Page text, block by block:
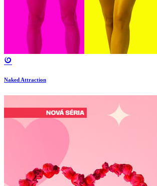
Naked Attraction